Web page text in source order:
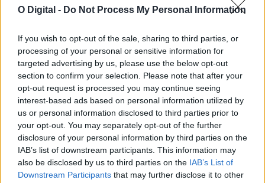
O Digital - Do Not Process My Personal Information
If you wish to opt-out of the sale, sharing to third parties, or
processing of your personal or sensitive information for
targeted advertising by us, please use the below opt-out
section to confirm your selection. Please note that after your
opt-out request is processed you may continue seeing
interest-based ads based on personal information utilized by
us or personal information disclosed to third parties prior to
your opt-out. You may separately opt-out of the further
disclosure of your personal information by third parties on the
IAB’s list of downstream participants. This information may
also be disclosed by us to third parties on the IAB’s List of
Downstream Participants that may further disclose it to other
Desemprego no Alentejo diminuiu 22,5% no primeiro semestre
de 2026: conheça os dados por concelho
O número de desempregados inscritos nos centros de emprego
dos 47 concelhos do Alentejo...